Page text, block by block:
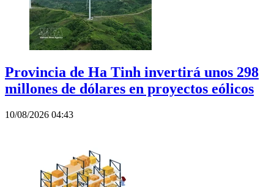
Provincia de Ha Tinh invertirá unos 298
millones de dólares en proyectos eólicos
10/08/2026 04:43